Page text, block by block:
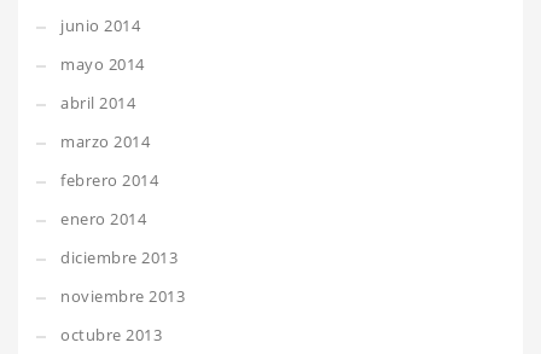
junio 2014
mayo 2014
abril 2014
marzo 2014
febrero 2014
enero 2014
diciembre 2013
noviembre 2013
octubre 2013